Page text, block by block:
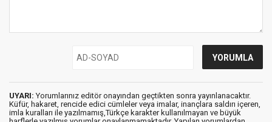
UYARI: Yorumlarınız editör onayından geçtikten sonra yayınlanacaktır.
Küfür, hakaret, rencide edici cümleler veya imalar, inançlara saldırı içeren,
imla kuralları ile yazılmamış,Türkçe karakter kullanılmayan ve büyük